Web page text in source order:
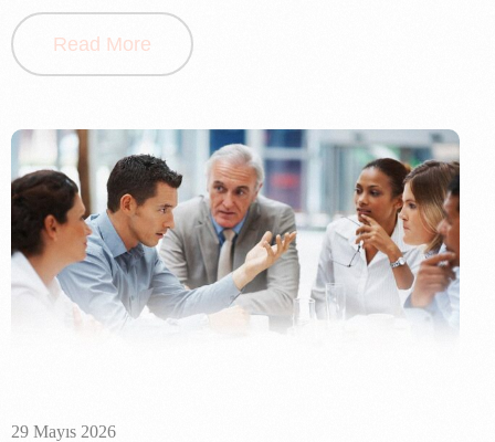
Read More
29 Mayıs 2026